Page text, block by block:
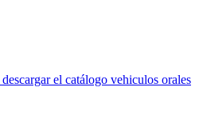
descargar el catálogo vehiculos orales